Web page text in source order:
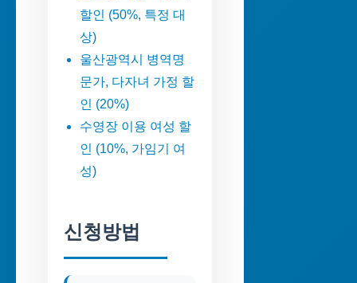
할인 (50%, 특정 대
상)
울산광역시 병역명
문가, 다자녀 가정 할
인 (20%)
수영장 이용 여성 할
인 (10%, 가임기 여
성)
신청방법